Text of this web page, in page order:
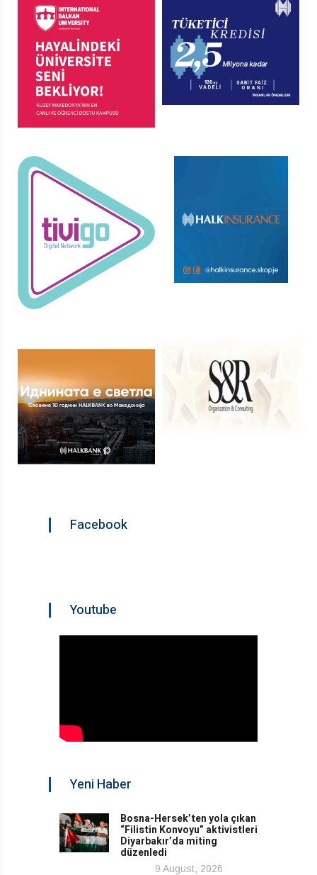
Facebook
Youtube
Yeni Haber
Bosna-Hersek’ten yola çıkan
“Filistin Konvoyu” aktivistleri
Diyarbakır’da miting
düzenledi
9 August, 2026